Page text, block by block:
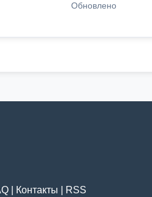
Обновлено
Контакты RSS